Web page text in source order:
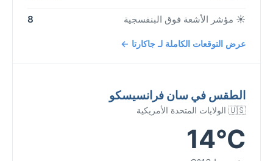
☀️ مؤشر الأشعة فوق البنفسجية 8
عرض التوقعات الكاملة لـ جاكارتا ←
الطقس في سان فرانسيسكو
🇺🇸 الولايات المتحدة الأمريكية
14°C